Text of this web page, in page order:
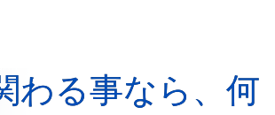
わる事なら、何